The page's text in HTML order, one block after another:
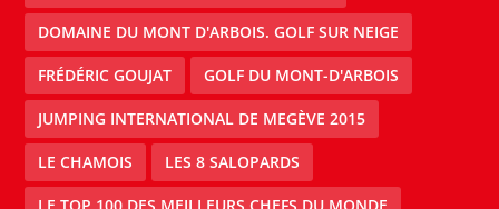
DOMAINE DU MONT D'ARBOIS. GOLF SUR NEIGE
FRÉDÉRIC GOUJAT GOLF DU MONT-D'ARBOIS
JUMPING INTERNATIONAL DE MEGÈVE 2015
LE CHAMOIS LES 8 SALOPARDS